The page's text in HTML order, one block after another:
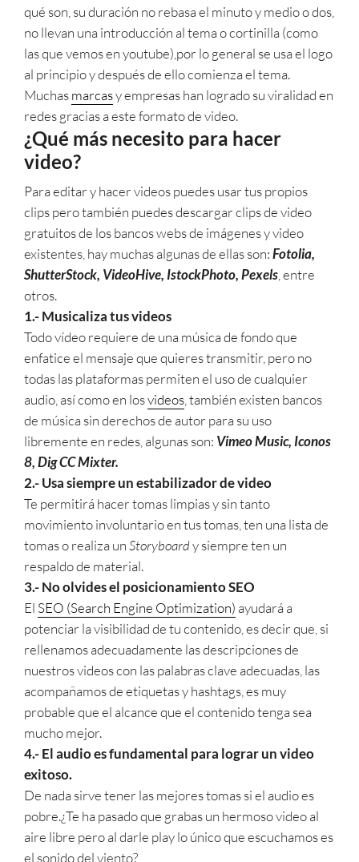
qué son, su duración no rebasa el minuto y medio o dos,
no llevan una introducción al tema o cortinilla (como
las que vemos en youtube),por lo general se usa el logo
al principio y después de ello comienza el tema.
Muchasmarcasy empresas han logrado su viralidad en
redes gracias a este formato de video.
¿Qué más necesito para hacer
video?
Para editar y hacer videos puedes usar tus propios
clips pero también puedes descargar clips de video
gratuitos de los bancos webs de imágenes y video
existentes, hay muchas algunas de ellas son:Fotolia,
ShutterStock, VideoHive, IstockPhoto, Pexels , entre
otros.
1.- Musicaliza tus videos
Todo vídeo requiere de una música de fondo que
enfatice el mensaje que quieres transmitir, pero no
todas las plataformas permiten el uso de cualquier
audio, así como en losvideos , también existen bancos
de música sin derechos de autor para su uso
libremente en redes, algunas son: Vimeo Music, Iconos
8, Dig CC Mixter.
2.- Usa siempre un estabilizador de video
Te permitirá hacer tomas limpias y sin tanto
movimiento involuntario en tus tomas, ten una lista de
tomas o realiza unStoryboardy siempre ten un
respaldo de material.
3.- No olvides el posicionamiento SEO
El SEO (Search Engine Optimization) ayudará a
potenciar la visibilidad de tu contenido, es decir que, si
rellenamos adecuadamente las descripciones de
nuestros videos con las palabras clave adecuadas, las
acompañamos de etiquetas y hashtags, es muy
probable que el alcance que el contenido tenga sea
mucho mejor.
4.- El audio es fundamental para lograr un video
exitoso.
De nada sirve tener las mejores tomas si el audio es
pobre.¿Te ha pasado que grabas un hermoso video al
aire libre pero al darle play lo único que escuchamos es
el sonido del viento?